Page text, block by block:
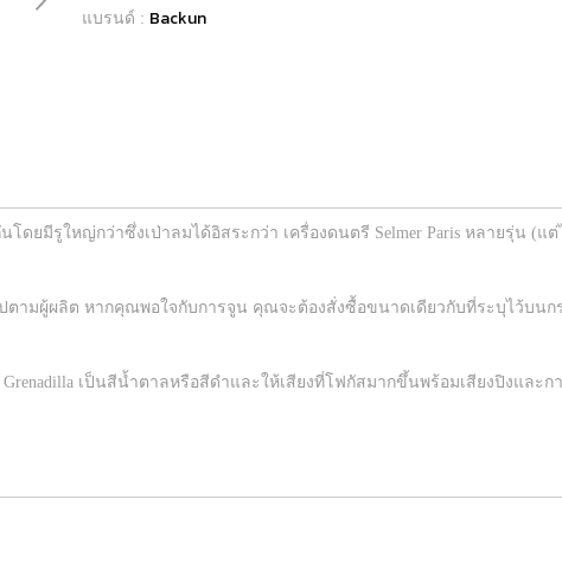
แบรนด์ : Backun
ดยมีรูใหญ่กว่าซึ่งเป่าลมได้อิสระกว่า เครื่องดนตรี Selmer Paris หลายรุ่น (แ
ตามผู้ผลิต หากคุณพอใจกับการจูน คุณจะต้องสั่งซื้อขนาดเดียวกับที่ระบุไว้บน
เป็นสีน้ำตาลหรือสีดำและให้เสียงที่โฟกัสมากขึ้นพร้อมเสียงปิงและ